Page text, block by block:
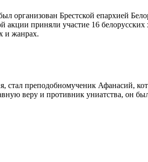
организован Брестской епархией
приняли участие 16
и жанрах.
стал преподобномученик Афанасий,
веру и противник униатства, он